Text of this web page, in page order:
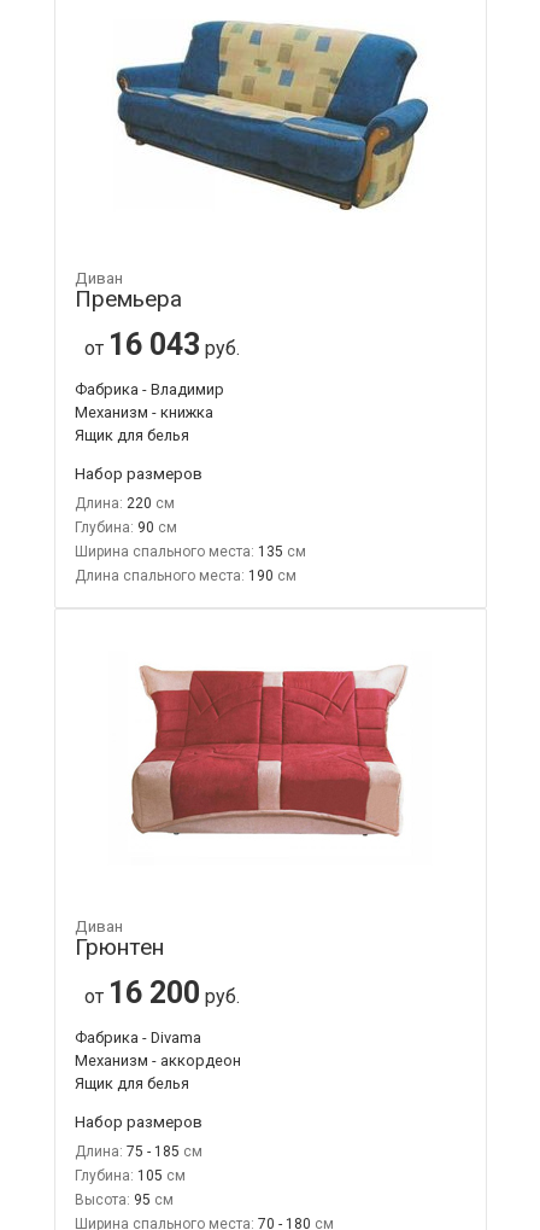
Диван
Премьера
от 16 043 руб.
Фабрика - Владимир
Механизм - книжка
Ящик для белья
Набор размеров
Длина: 220
Глубина: 90
Ширина спального места: 135
Длина спального места: 190
Диван
Грюнтен
от 16 200 руб.
Фабрика - Divama
Механизм - аккордеон
Ящик для белья
Набор размеров
Длина: 75 - 185
Глубина: 105
Высота: 95
Ширина спального места: 70 - 180